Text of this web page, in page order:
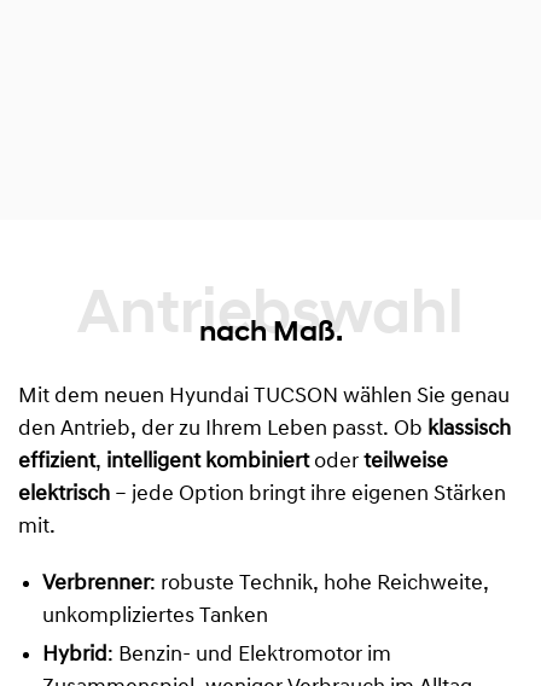
Antriebswahl
nach Maß.
Mit dem neuen Hyundai TUCSON wählen Sie genau
den Antrieb, der zu Ihrem Leben passt. Ob klassisch
effizient, intelligent kombiniertoder teilweise
elektrisch – jede Option bringt ihre eigenen Stärken
mit.
Verbrenner: robuste Technik, hohe Reichweite,
unkompliziertes Tanken
Hybrid: Benzin- und Elektromotor im